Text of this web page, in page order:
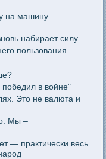
на машину
набирает силу
пользования
в войне"
Это не валюта и
Мы –
— практически весь